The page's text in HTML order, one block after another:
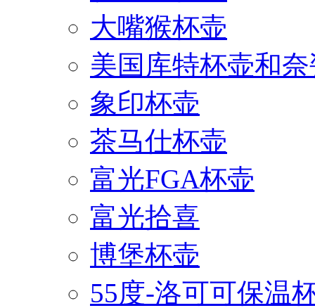
大嘴猴杯壶
美国库特杯壶和
象印杯壶
茶马仕杯壶
富光FGA杯壶
富光拾喜
博堡杯壶
55度-洛可可保温